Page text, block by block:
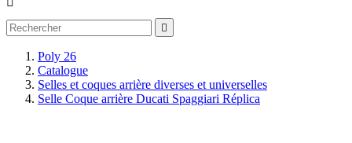

Poly 26
Catalogue
Selles et coques arrière diverses et universelles
Selle Coque arrière Ducati Spaggiari Réplica